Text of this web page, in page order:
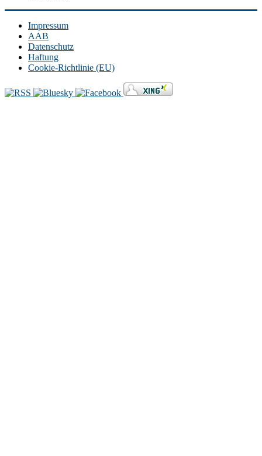
Impressum
AAB
Datenschutz
Haftung
Cookie-Richtlinie (EU)